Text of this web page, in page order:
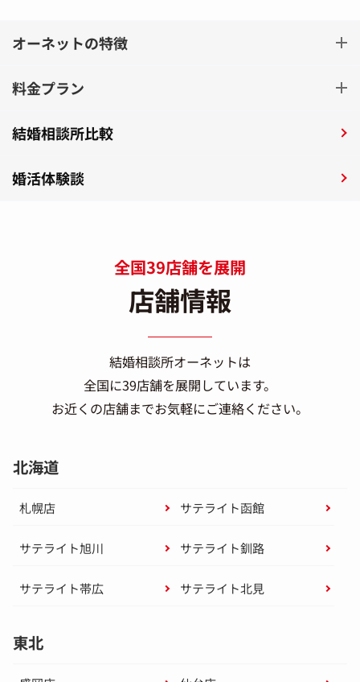
オーネットの特徴
料金プラン
結婚相談所比較
婚活体験談
全国39店舗を展開
店舗情報
結婚相談所オーネットは
全国に39店舗を展開しています。
お近くの店舗までお気軽にご連絡ください。
北海道
札幌店 サテライト函館
サテライト旭川 サテライト釧路
サテライト帯広 サテライト北見
東北